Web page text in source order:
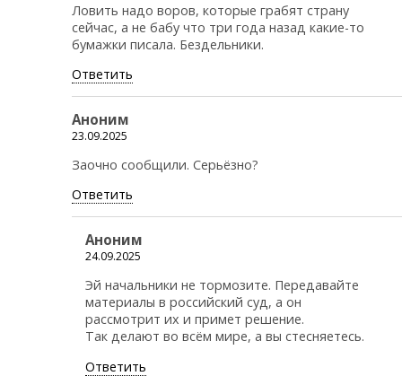
Ловить надо воров, которые грабят страну
сейчас, а не бабу что три года назад какие-то
бумажки писала. Бездельники.
Ответить
Аноним
23.09.2025
Заочно сообщили. Серьёзно?
Ответить
Аноним
24.09.2025
Эй начальники не тормозите. Передавайте
материалы в российский суд, а он
рассмотрит их и примет решение.
Так делают во всём мире, а вы стесняетесь.
Ответить